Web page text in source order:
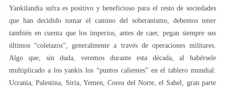
Yankilandia sufra es positivo y beneficioso para el resto de sociedades
que han decidido tomar el camino del soberanismo, debemos tener
también en cuenta que los imperios, antes de caer, pegan siempre sus
últimos “coletazos”, generalmente a través de operaciones militares.
Algo que, sin duda, veremos durante esta década, al habérsele
multiplicado a los yankis los “puntos calientes” en el tablero mundial:
Ucrania, Palestina, Siria, Yemen, Corea del Norte, el Sahel, gran parte